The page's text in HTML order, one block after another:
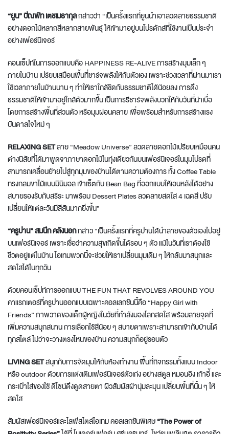
“ยูน” ปัณพัท เตชเมธากุลกล่าวว่า “เป็นครั้งแรกที่ยูนนำเอาลวดลายธรรมชาติ
อย่างดอกไม้หลากสีหลากสายพันธุ์ ให้เข้ามาอยู่บนโปรดักส์ที่ใช้งานเป็นประจำ
อย่างเฟอร์นิเจอร์
คอนเซ็ปท์ในการออกแบบคือ HAPPINESS RE-ALIVE การสร้างมุมเล็ก ๆ
ภายในบ้าน เปรียบเสมือนพื้นที่ชาร์จพลังให้กับตัวเอง เพราะช่วงเวลาที่ผ่านมาเรา
ใช้เวลาภายในบ้านนาน ๆ ทำให้เราใกล้ชิดกับธรรมชาติได้น้อยลง การดึง
ธรรมชาติให้เข้ามาอยู่ใกล้ตัวมากขึ้น เป็นการรีชาร์จพลังบวกให้กับวันที่น่าเบื่อ
โดยการสร้างพื้นที่ส่วนตัว หรือมุมผ่อนคลาย เพื่อพร้อมสำหรับการสร้างแรง
บันดาลใจใหม่ ๆ
RELAXING SETลาย “Meadow Universe” ลวดลายดอกไม้เปรียบเหมือนคน
ต่างนิสัยที่ได้มาพูดจาภาษาดอกไม้ในทุ่งเดียวกันบนเฟอร์นิเจอร์ในมุมโปรดที่
สามารถเคลื่อนย้ายไปสู่ทุกมุมของบ้านได้ตามความต้องการ ทั้ง Coffee Table
ทรงกลมขาไม้แบบมินิมอล เข้าเซ็ตกับ Bean Bag ที่ออกแบบให้เอนหลังได้อย่าง
สบายรองรับกับสรีระ มาพร้อม Dessert Plates ลวดลายสดใส 4 เฉดสี ปรับ
เปลี่ยนให้แต่ละวันมีสีสันมากยิ่งขึ้น”
“ครูปาน” สมนึก คลังนอกกล่าว “เป็นครั้งแรกที่ครูปานได้นำลายของตัวเองไปอยู่
บนเฟอร์นิเจอร์ เพราะเชื่อว่าความสุขเกิดขึ้นได้รอบ ๆ ตัว แม้ในวันที่เราต้องใช้
ชีวิตอยู่แต่ในบ้าน ไอเทมพวกนี้จะช่วยให้เราเปลี่ยนมุมเดิม ๆ ให้กลับมาสนุกและ
สดใสได้ในทุกวัน
ด้วยคอนเซ็ปท์การออกแบบ THE FUN THAT REVOLVES AROUND YOU
คาแรกเตอร์ที่ครูปานออกแบบเฉพาะคอลเลกชันนี้คือ “Happy Girl with
Friends” ภาพวาดของเด็กผู้หญิงในวัยที่กำลังมองโลกสดใส พร้อมลายจุดที่
เพิ่มความสนุกสนาน การเลือกใช้สีน้อย ๆ สบายตาเพราะสามารถเข้ากับบ้านได้
ทุกสไตล์ ไม่ว่าจะวางตรงไหนของบ้าน ความสนุกก็อยู่รอบตัว
LIVING SETสนุกกับการจัดมุมให้กับห้องทำงาน พื้นที่กิจกรรมทั้งแบบ Indoor
หรือ outdoor ด้วยการแต่งเติมเฟอร์นิเจอร์ตัวเก่ง อย่างสตูล หมอนอิง เก้าอี้ และ
กระเป๋าใส่ของใช้ ดีไซน์ดึงดูดสายตา ผิวสัมผัสผ้านุ่มละมุน เปลี่ยนพื้นที่นั้น ๆ ให้
สดใส
สัมผัสเฟอร์นิเจอร์และไลฟ์สไตล์ไอเทม คอลเลกชันพิเศษ“The Power of